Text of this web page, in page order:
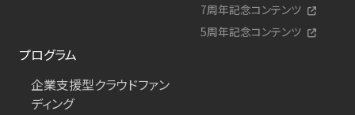
7周年記念コンテンツ
5周年記念コンテンツ
プログラム
企業支援型クラウドファン
ディング